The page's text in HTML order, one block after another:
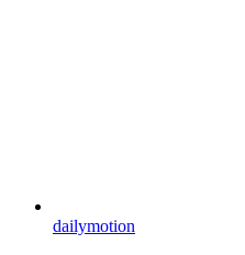
dailymotion